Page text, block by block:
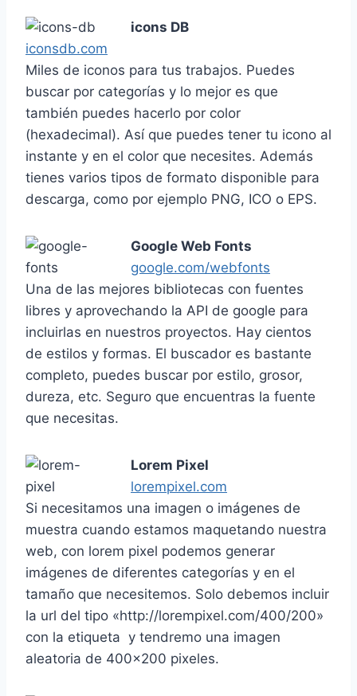
icons DB
iconsdb.com
Miles de iconos para tus trabajos. Puedes
buscar por categorías y lo mejor es que
también puedes hacerlo por color
(hexadecimal). Así que puedes tener tu icono al
instante y en el color que necesites. Además
tienes varios tipos de formato disponible para
descarga, como por ejemplo PNG, ICO o EPS.
Google Web Fonts
google.com/webfonts
Una de las mejores bibliotecas con fuentes
libres y aprovechando la API de google para
incluirlas en nuestros proyectos. Hay cientos
de estilos y formas. El buscador es bastante
completo, puedes buscar por estilo, grosor,
dureza, etc. Seguro que encuentras la fuente
que necesitas.
Lorem Pixel
lorempixel.com
Si necesitamos una imagen o imágenes de
muestra cuando estamos maquetando nuestra
web, con lorem pixel podemos generar
imágenes de diferentes categorías y en el
tamaño que necesitemos. Solo debemos incluir
la url del tipo «http://lorempixel.com/400/200»
con la etiqueta y tendremo una imagen
aleatoria de 400×200 pixeles.